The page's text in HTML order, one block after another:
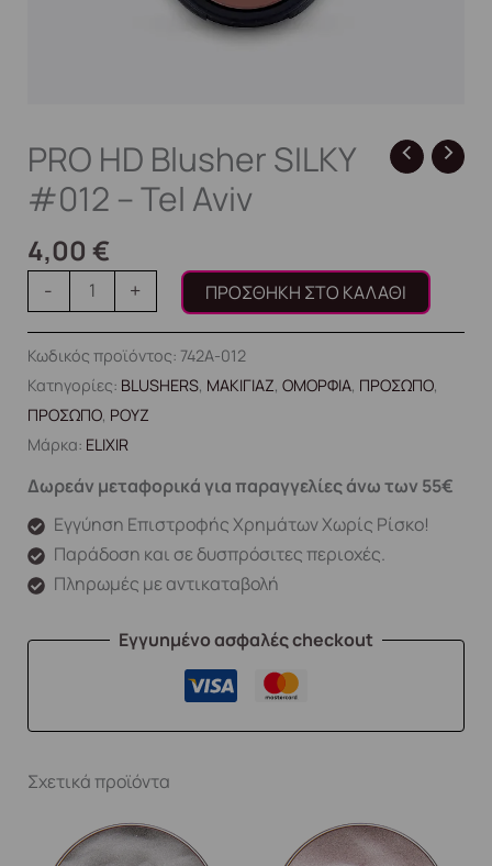
PRO HD Blusher SILKY
#012 – Tel Aviv
4,00 €
- + ΠΡΟΣΘΉΚΗ ΣΤΟ ΚΑΛΆΘΙ
Κωδικός προϊόντος: 742Α-012
Κατηγορίες: BLUSHERS, ΜΑΚΙΓΙΑΖ, ΟΜΟΡΦΙΑ, ΠΡΟΣΩΠΟ,
ΠΡΟΣΩΠΟ, ΡΟΥΖ
Μάρκα: ELIXIR
Δωρεάν μεταφορικά για παραγγελίες άνω των 55€
Εγγύηση Επιστροφής Χρημάτων Χωρίς Ρίσκο!
Παράδοση και σε δυσπρόσιτες περιοχές.
Πληρωμές με αντικαταβολή
Εγγυημένο ασφαλές checkout
Σχετικά προϊόντα